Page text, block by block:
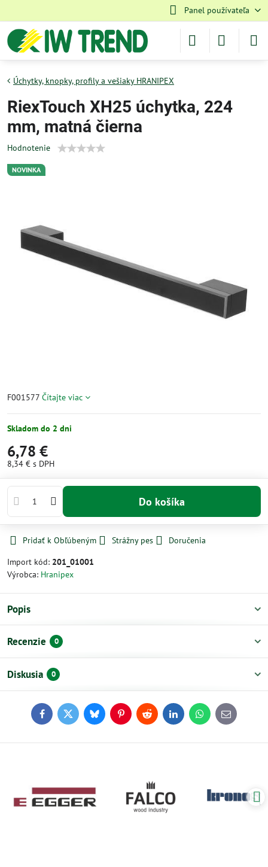
Panel používateľa
NOVINKA
Úchytky, knopky, profily a vešiaky HRANIPEX
RiexTouch XH25 úchytka, 224
mm, matná čierna
Hodnotenie
F001577 Čítajte viac
Skladom do 2 dni
6,78 €
8,34 € s DPH
Do košíka
Pridať k Obľúbeným Strážny pes
Doručenia
Import kód: 201_01001
Výrobca: Hranipex
Popis
Recenzie 0
Diskusia 0
FacebookTwitterBlueskyPinterestReddit LinkedInWhatsApp
E-
mail